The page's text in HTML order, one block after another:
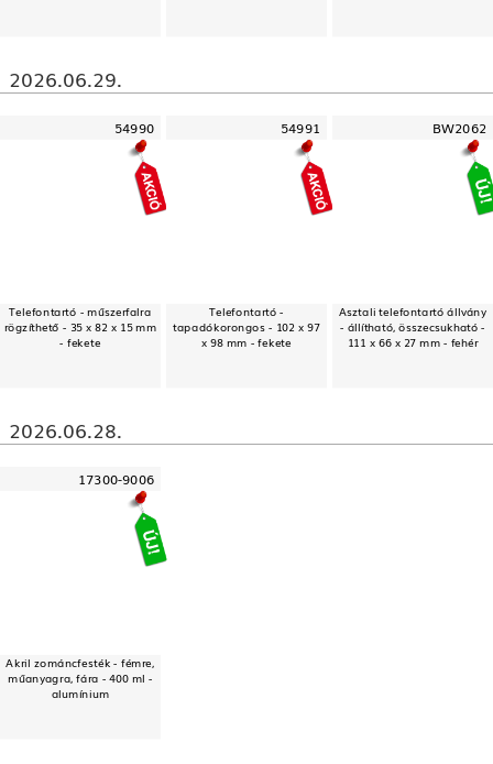
2026.06.29.
54990
Telefontartó - műszerfalra
rögzíthető - 35 x 82 x 15 mm
- fekete
54991
Telefontartó -
tapadókorongos - 102 x 97
x 98 mm - fekete
BW2062
Asztali telefontartó állvány
- állítható, összecsukható -
111 x 66 x 27 mm - fehér
2026.06.28.
17300-9006
Akril zománcfesték - fémre,
műanyagra, fára - 400 ml -
alumínium